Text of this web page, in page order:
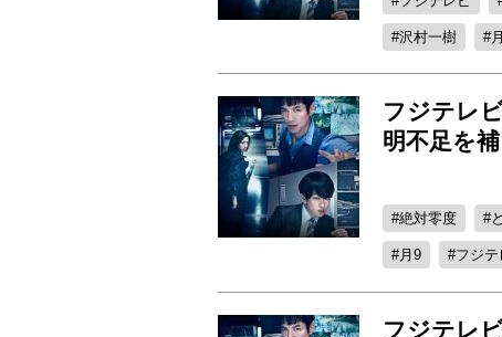
沢村一樹
フジテレ
明不足を
絶対零度
月9 フジテ
フジテレ